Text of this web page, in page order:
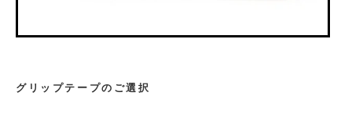
グリップテープのご選択